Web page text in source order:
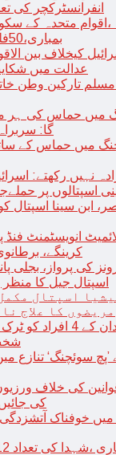
انفرانسٹرکچر کی
متحدہ کے
بمباری،50فلسطینی شہید
کیخلاف بین
عدالت میں
مسلم تارکین وطن
میں حماس کی ہر
گا:
جنگ میں حماس کے
نہیں رکھتے:
اسپتالوں پر
ابن سینا اسپتال
انویسٹمنٹ
کرینگے،
کی پرواز، بجلی
اسپتال جیل کا
اسپتال
مریضوں کا علاج
کینیڈا؛ پاکستانی خاندان
سوئچنگ‘ تنازع
کی خلاف
کی